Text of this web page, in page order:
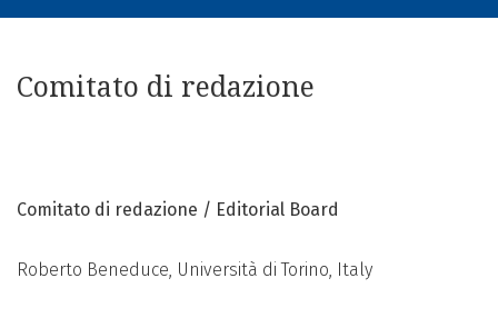
Comitato di redazione
Comitato di redazione / Editorial Board
Roberto Beneduce, Università di Torino, Italy